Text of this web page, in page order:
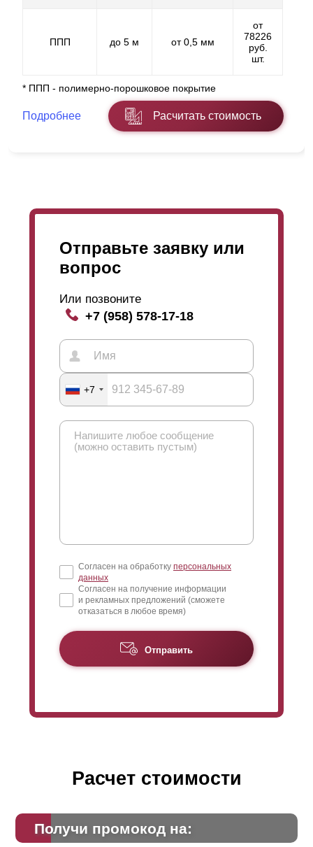
ППП до 5 м от 0,5 мм
от
78226
руб.
шт.
* ППП - полимерно-порошковое покрытие
Подробнее Расчитать стоимость
Отправьте заявку или
вопрос
Или позвоните
+7 (958) 578-17-18
+7
Согласен на обработку персональных
данных
Согласен на получение информации
и рекламных предложений (сможете
отказаться в любое время)
Отправить
Расчет стоимости
Получи промокод на: